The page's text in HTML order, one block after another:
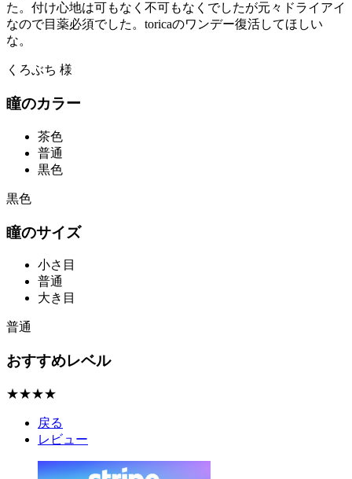
た。付け心地は可もなく不可もなくでしたが元々ドライアイ
なので目薬必須でした。toricaのワンデー復活してほしい
な。
くろぶち 様
瞳のカラー
茶色
普通
黒色
黒色
瞳のサイズ
小さ目
普通
大き目
普通
おすすめレベル
★★★★
戻る
レビュー